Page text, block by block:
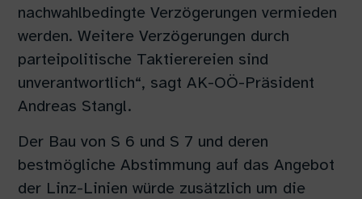
nachwahlbedingte Verzögerungen vermieden
werden. Weitere Verzögerungen durch
parteipolitische Taktierereien sind
unverantwortlich“, sagt AK-OÖ-Präsident
Andreas Stangl.
Der Bau von S 6 und S 7 und deren
bestmögliche Abstimmung auf das Angebot
der Linz-Linien würde zusätzlich um die